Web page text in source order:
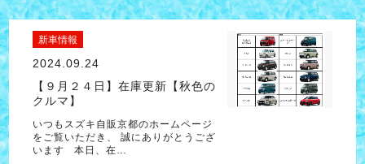
新車情報
2024.09.24
【９月２４日】在庫更新【秋色の
クルマ】
いつもスズキ自販京都のホームページ
をご覧いただき、 誠にありがとうござ
います 本日、在…